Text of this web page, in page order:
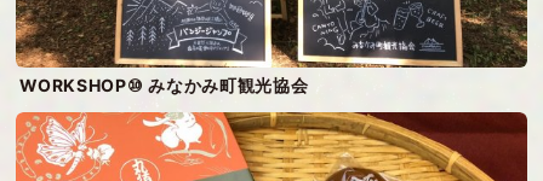
WORKSHOP⑩ みなかみ町観光協会